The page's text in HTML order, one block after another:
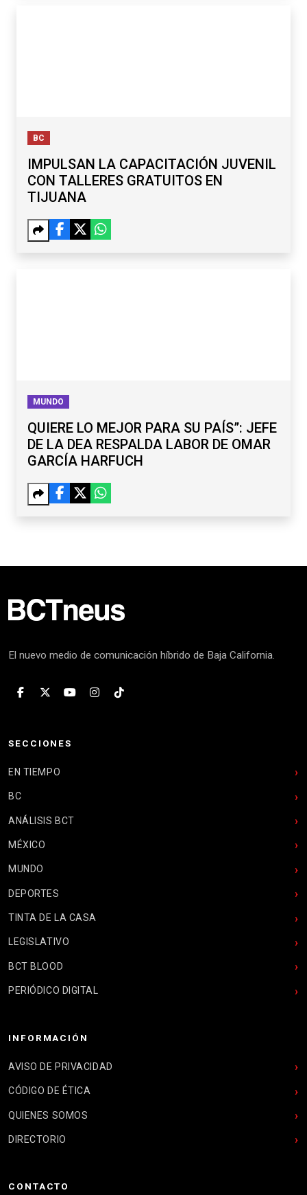
BC
IMPULSAN LA CAPACITACIÓN JUVENIL
CON TALLERES GRATUITOS EN
TIJUANA
MUNDO
QUIERE LO MEJOR PARA SU PAÍS”: JEFE
DE LA DEA RESPALDA LABOR DE OMAR
GARCÍA HARFUCH
El nuevo medio de comunicación híbrido de Baja California.
SECCIONES
EN TIEMPO
BC
ANÁLISIS BCT
MÉXICO
MUNDO
DEPORTES
TINTA DE LA CASA
LEGISLATIVO
BCT BLOOD
PERIÓDICO DIGITAL
INFORMACIÓN
AVISO DE PRIVACIDAD
CÓDIGO DE ÉTICA
QUIENES SOMOS
DIRECTORIO
CONTACTO